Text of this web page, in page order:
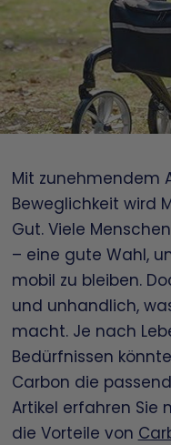
Mit zunehmendem
Beweglichkeit wird
Gut. Viele
– eine gute Wahl,
mobil zu bleiben.
und unhandlich,
macht. Je nach
Bedürfnissen
Carbon die
Artikel erfahren Sie
die Vorteile von